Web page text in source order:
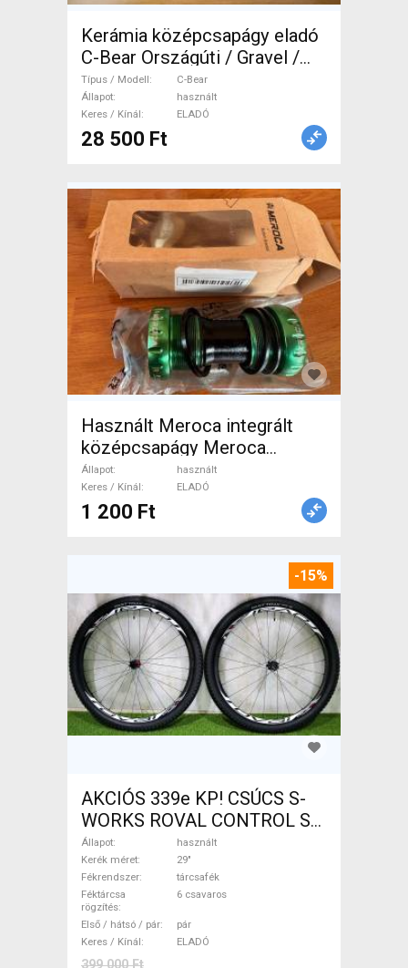
Kerámia középcsapágy eladó
C-Bear Országúti / Gravel /
Triatlon Alkatrész, Országúti
Hajtásrendszer használt
ELADÓ
Típus / Modell
C-Bear
Állapot
használt
Keres / Kínál
ELADÓ
28 500 Ft
Használt Meroca integrált
középcsapágy Meroca
Ceramic Bearings Bottom
Bracket Mountain Bike
Alkatrész, MTB
Állapot
használt
Keres / Kínál
ELADÓ
1 200 Ft
-15%
AKCIÓS 339e KP! CSÚCS S-
WORKS ROVAL CONTROL SL
29 CARBON RS1
kerékszettek ROVAL
CONTROL SL 29 RS1
Mountain Bike Alkatrész,
MTB Kerék / Felni / Gumi 29"
használt ELADÓ
Állapot
használt
Kerék méret
29"
Fékrendszer
tárcsafék
Féktárcsa
rögzítés
6 csavaros
Első / hátsó / pár
pár
Keres / Kínál
ELADÓ
399 000 Ft